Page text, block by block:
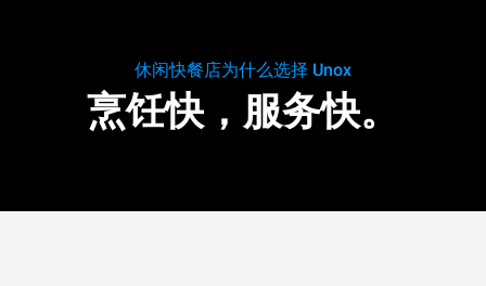
休闲快餐店为什么选择 Unox
烹饪快，服务快。